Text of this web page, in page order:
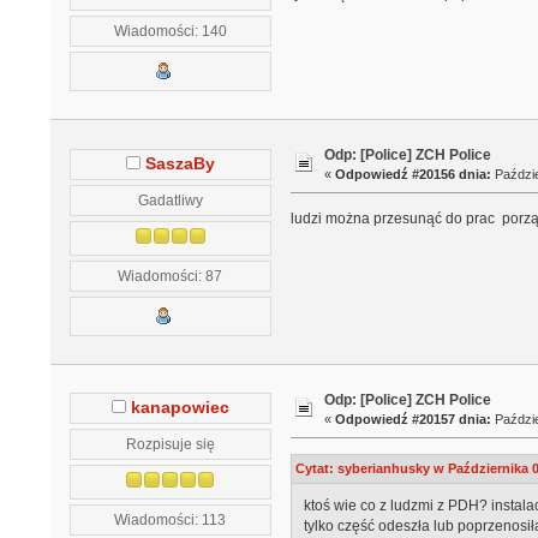
Wiadomości: 140
SaszaBy
Gadatliwy
Wiadomości: 87
Odp: [Police] ZCH Police
«Odpowiedź #20156 dnia:
ludzi można przesunąć do prac
kanapowiec
Rozpisuje się
Wiadomości: 113
Odp: [Police] ZCH Police
«Odpowiedź #20157 dnia:
Cytat: syberianhusky w Października
ktoś wie co z ludzmi z PDH?
tylko część odeszła lub